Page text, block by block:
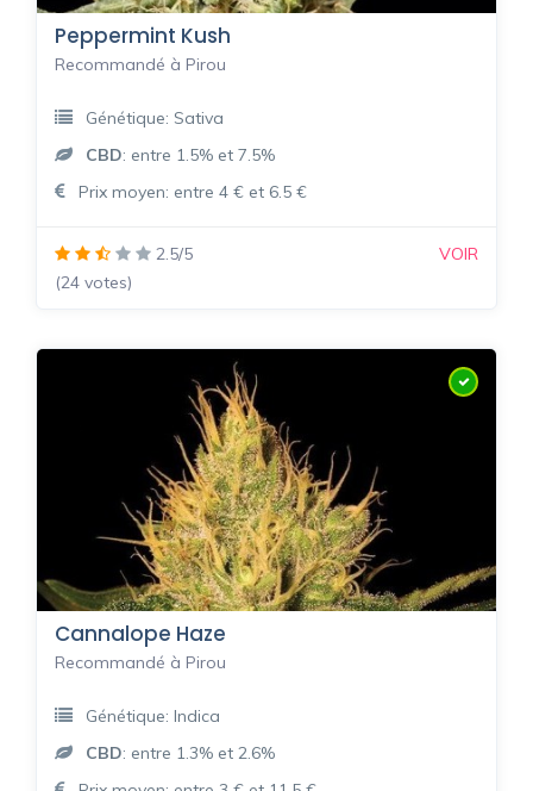
Peppermint Kush
Recommandé à Pirou
Génétique: Sativa
CBD: entre 1.5% et 7.5%
Prix moyen: entre 4 € et 6.5 €
2.5/5
(24 votes)
VOIR
Cannalope Haze
Recommandé à Pirou
Génétique: Indica
CBD: entre 1.3% et 2.6%